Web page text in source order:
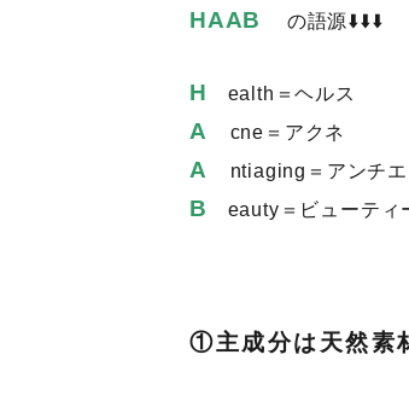
HAAB の語源⬇️⬇️⬇️
H ealth＝ヘルス
A cne＝アクネ
A ntiaging＝アンチ
B eauty＝ビューティ
①主成分は天然素